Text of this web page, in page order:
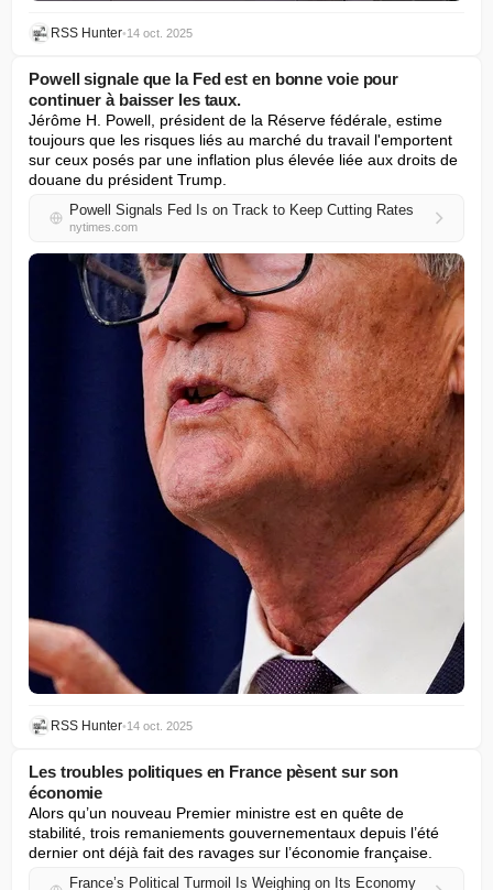
RSS Hunter•14 oct. 2025
Powell signale que la Fed est en bonne voie pour
continuer à baisser les taux.
Jérôme H. Powell, président de la Réserve fédérale, estime
toujours que les risques liés au marché du travail l'emportent
sur ceux posés par une inflation plus élevée liée aux droits de
douane du président Trump.
Powell Signals Fed Is on Track to Keep Cutting Rates
nytimes.com
RSS Hunter•14 oct. 2025
Les troubles politiques en France pèsent sur son
économie
Alors qu’un nouveau Premier ministre est en quête de
stabilité, trois remaniements gouvernementaux depuis l’été
dernier ont déjà fait des ravages sur l’économie française.
France’s Political Turmoil Is Weighing on Its Economy